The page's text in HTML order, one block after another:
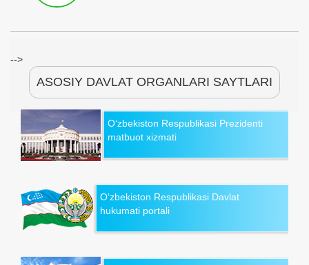
-->
ASOSIY DAVLAT ORGANLARI SAYTLARI
O‘zbekiston Respublikasi Prezidenti
matbuot xizmati
O‘zbekiston Respublikasi Davlat
hukumati portali